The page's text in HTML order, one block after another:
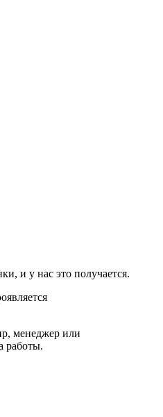
и у нас это получается.
менеджер или
работы.